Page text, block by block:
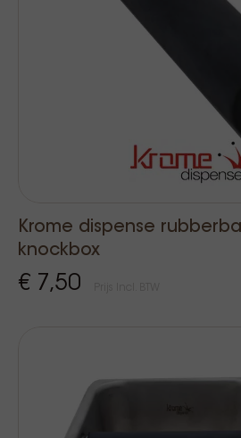
Krome dispense
knockbox
€ 7,50